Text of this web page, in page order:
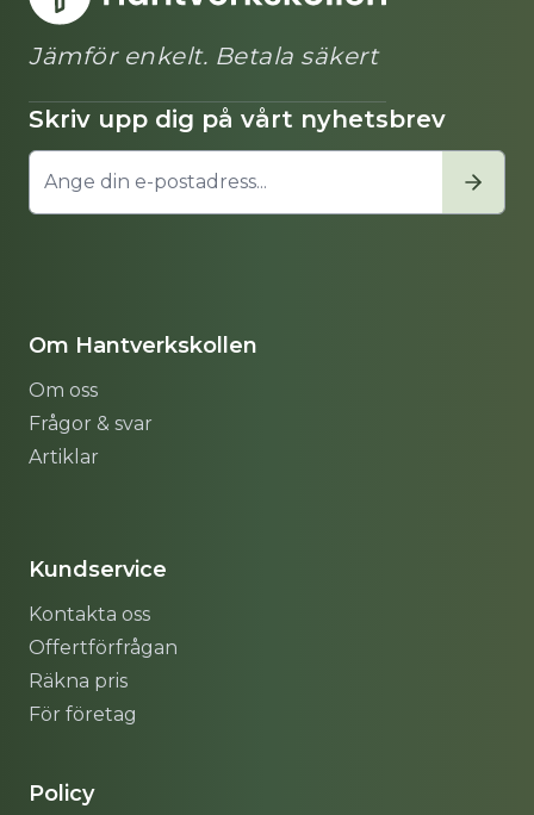
Jämför enkelt. Betala säkert
Skriv upp dig på vårt nyhetsbrev
Om Hantverkskollen
Om oss
Frågor & svar
Artiklar
Kundservice
Kontakta oss
Offertförfrågan
Räkna pris
För företag
Policy